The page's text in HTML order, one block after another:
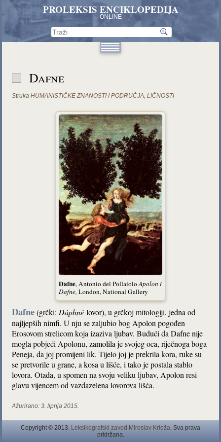
PROLEKSIS ENCIKLOPEDIJA
ONLINE
Dafne
Struka HUMANISTIČKE ZNANOSTI I PODRUČJA,LIČNOSTI
Dafne, Antonio del PollaioloApolon i
Dafne London, National Gallery
Dafne(grčki: Dáphné lovor), u grčkoj mitologiji, jedna od
najljepših nimfi. U nju se zaljubio bog Apolon pogođen
Erosovom strelicom koja izaziva ljubav. Budući da Dafne nije
mogla pobjeći Apolonu, zamolila je svojeg oca, riječnoga boga
Peneja, da joj promijeni lik. Tijelo joj je prekrila kora, ruke su
se pretvorile u grane, a kosa u lišće, i tako je postala stablo
lovora. Otada, u spomen na svoju veliku ljubav, Apolon resi
glavu vijencem od vazdazelena lovorova lišća.
Ažurirano: 3. lipnja 2015.
Copyright © 2013. Leksikografski zavod Miroslav Krleža . Sva prava
pridržana.